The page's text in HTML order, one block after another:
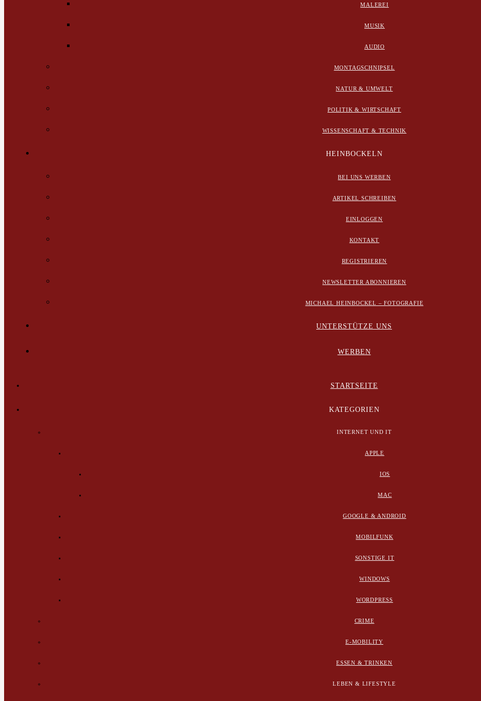
MALEREI
MUSIK
AUDIO
MONTAGSCHNIPSEL
NATUR & UMWELT
POLITIK & WIRTSCHAFT
WISSENSCHAFT & TECHNIK
HEINBOCKELN
BEI UNS WERBEN
ARTIKEL SCHREIBEN
EINLOGGEN
KONTAKT
REGISTRIEREN
NEWSLETTER ABONNIEREN
MICHAEL HEINBOCKEL – FOTOGRAFIE
UNTERSTÜTZE UNS
WERBEN
STARTSEITE
KATEGORIEN
INTERNET UND IT
APPLE
IOS
MAC
GOOGLE & ANDROID
MOBILFUNK
SONSTIGE IT
WINDOWS
WORDPRESS
CRIME
E-MOBILITY
ESSEN & TRINKEN
LEBEN & LIFESTYLE